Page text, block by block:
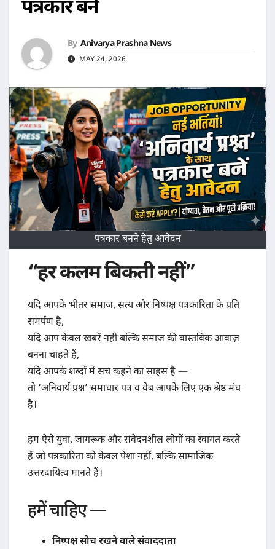
पत्रकार बनें
By Anivarya Prashna News
MAY 24, 2026
पत्रकार बनने हेतु आवेदन
“हर कलम बिकती नहीं”
यदि आपके भीतर समाज, सत्य और निष्पक्ष पत्रकारिता के प्रति
समर्पण है,
यदि आप केवल खबरें नहीं बल्कि समाज की वास्तविक आवाज़
बनना चाहते हैं,
यदि आपके शब्दों में सच कहने का साहस है —
तो ‘अनिवार्य प्रश्न’ समाचार पत्र व वेब आपके लिए एक श्रेष्ठ मंच
है।
हम ऐसे युवा, जागरूक और संवेदनशील लोगों का स्वागत करते
हैं जो पत्रकारिता को केवल पेशा नहीं, बल्कि सामाजिक
उत्तरदायित्व मानते हैं।
हमें चाहिए —
निष्पक्ष सोच रखने वाले संवाददाता